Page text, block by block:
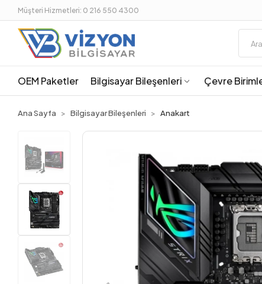
Müşteri Hizmetleri: 0 216 550 4300
OEM Paketler Bilgisayar Bileşenleri Çevre
Ana Sayfa Bilgisayar Bileşenleri Anakart